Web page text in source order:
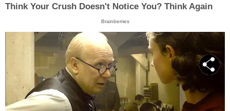
Think Your Crush Doesn't Notice You? Think Again
Brainberries